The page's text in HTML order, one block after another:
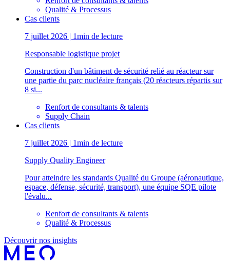
Qualité & Processus
Cas clients
7 juillet 2026 | 1min de lecture
Responsable logistique projet
Construction d'un bâtiment de sécurité relié au réacteur sur
une partie du parc nucléaire français (20 réacteurs répartis sur
8 si...
Renfort de consultants & talents
Supply Chain
Cas clients
7 juillet 2026 | 1min de lecture
Supply Quality Engineer
Pour atteindre les standards Qualité du Groupe (aéronautique,
espace, défense, sécurité, transport), une équipe SQE pilote
l'évalu...
Renfort de consultants & talents
Qualité & Processus
Découvrir nos insights